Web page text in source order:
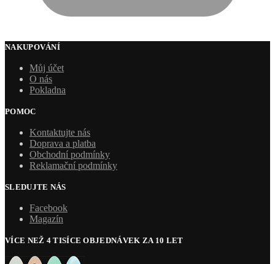
NAKUPOVÁNÍ
Můj účet
O nás
Pokladna
POMOC
Kontaktujte nás
Doprava a platba
Obchodní podmínky
Reklamační podmínky
SLEDUJTE NÁS
Facebook
Magazín
VÍCE NEŽ 4 TISÍCE OBJEDNÁVEK ZA 10 LET